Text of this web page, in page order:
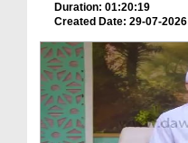
Duration: 01:20:19
Created Date: 29-07-2026